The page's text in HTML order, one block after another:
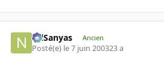
NilSanyas Ancien
Posté(e) le 7 juin 200323 a